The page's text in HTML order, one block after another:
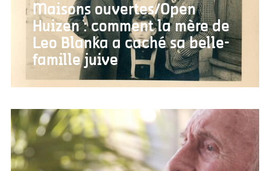
Maisons ouvertes/Open
Huizen : comment la mère de
Leo Blanka a caché sa belle-
famille juive